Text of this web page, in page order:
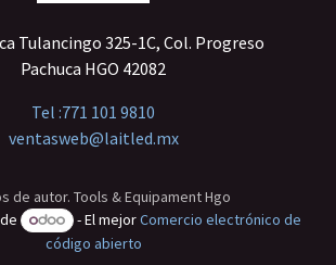
Tulancingo 325-1C, Col. Progreso
Pachuca HGO 42082
Tel :771 101 9810
ventasweb@laitled.mx
de autor. Tools & Equipament Hgo
de
- El mejorComercio electrónico de
código abierto